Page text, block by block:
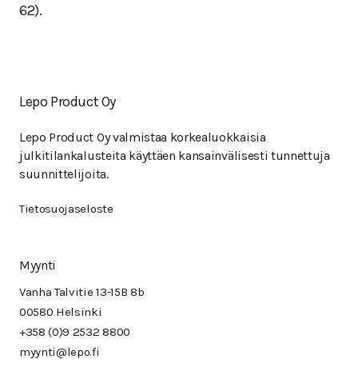
62).
Lepo Product Oy
Lepo Product Oy valmistaa korkealuokkaisia
julkitilankalusteita käyttäen kansainvälisesti tunnettuja
suunnittelijoita.
Tietosuojaseloste
Myynti
Vanha Talvitie 13-15B 8b
00580 Helsinki
+358 (0)9 2532 8800
myynti@lepo.fi